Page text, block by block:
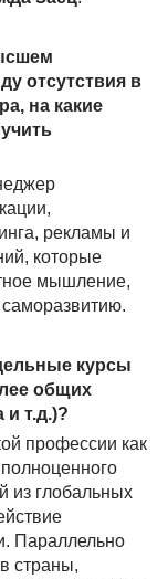
отсутствия в
на какие
рекламы и
которые
мышление,
саморазвитию.
курсы
общих
и т.д.)?
профессии как
из глобальных
Параллельно
страны,